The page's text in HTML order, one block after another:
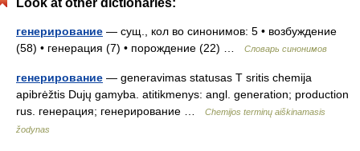
Look at other dictionaries:
генерирование — сущ., кол во синонимов: 5 • возбуждение
(58) • генерация (7) • порождение (22) …
Словарь синонимов
генерирование — generavimas statusas T sritis chemija
apibrėžtis Dujų gamyba. atitikmenys: angl. generation; production
rus. генерация; генерирование …
Chemijos terminų aiškinamasis
žodynas